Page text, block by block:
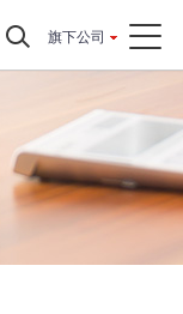
旗下公司